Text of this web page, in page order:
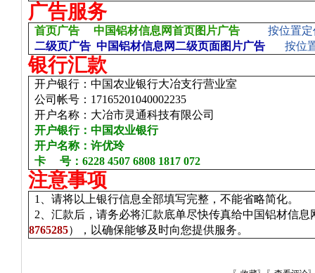
广告服务
首页广告 中国铝材信息网首页图片广告 按位置定
二级页广告 中国铝材信息网二级页面图片广告 按位
银行汇款
开户银行：中国农业银行大冶支行营业室
公司帐号： 17165201040002235
开户名称：大冶市灵通科技有限公司
开户银行：中国农业银行
开户名称：许优玲
卡
号： 6228 4507 6808 1817 072
注意事项
1
、请将以上银行信息全部填写完整，不能省略简化。
2 、汇款后，请务必将汇款底单尽快传真给中国铝材信
8765285），以确保能够及时向您提供服务。